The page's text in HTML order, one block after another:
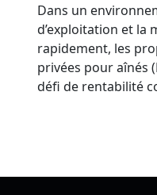
Dans un
d’exploitation et la
rapidement, les
privées pour aînés
défi de rentabilité